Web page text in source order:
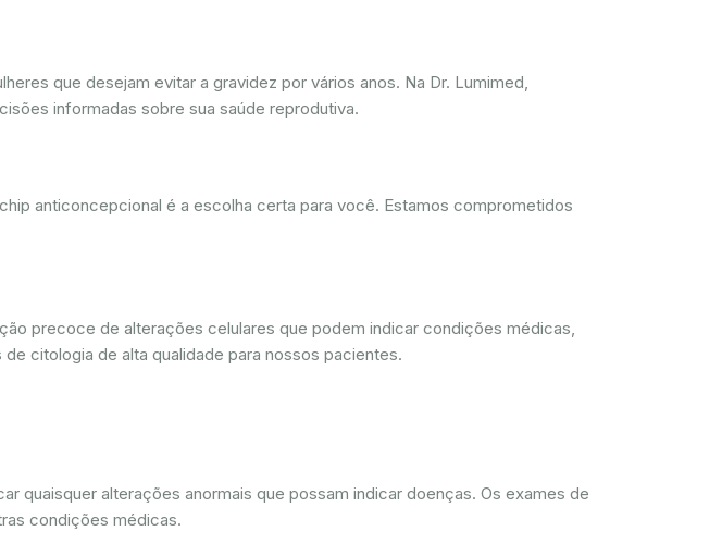
que desejam evitar a gravidez por vários anos. Na Dr. Lumimed,
informadas sobre sua saúde reprodutiva.
anticoncepcional é a escolha certa para você. Estamos comprometidos
precoce de alterações celulares que podem indicar condições médicas,
citologia de alta qualidade para nossos pacientes.
quaisquer alterações anormais que possam indicar doenças. Os exames de
condições médicas.